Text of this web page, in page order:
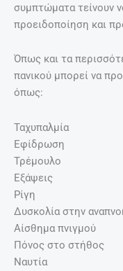
συμπτώματα τείνουν
προειδοποίηση και
Όπως και τα
πανικού μπορεί να
όπως:
Ταχυπαλμία
Εφίδρωση
Τρέμουλο
Εξάψεις
Ρίγη
Δυσκολία στην
Αίσθημα πνιγμού
Πόνος στο στήθος
Ναυτία